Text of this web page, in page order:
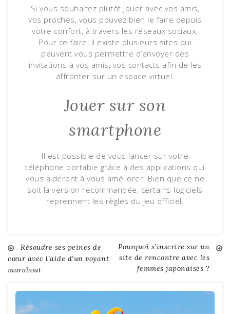
Si vous souhaitez plutôt jouer avec vos amis,
vos proches, vous pouvez bien le faire depuis
votre confort, à travers les réseaux sociaux.
Pour ce faire, il existe plusieurs sites qui
peuvent vous permettre d’envoyer des
invitations à vos amis, vos contacts afin de les
affronter sur un espace virtuel.
Jouer sur son
smartphone
Il est possible de vous lancer sur votre
téléphone portable grâce à des applications qui
vous aideront à vous améliorer. Bien que ce ne
soit la version recommandée, certains logiciels
reprennent les règles du jeu officiel.
Navigation
de
l’article
Résoudre ses peines de
cœur avec l’aide d’un voyant
marabout
Pourquoi s’inscrire sur un
site de rencontre avec les
femmes japonaises ?